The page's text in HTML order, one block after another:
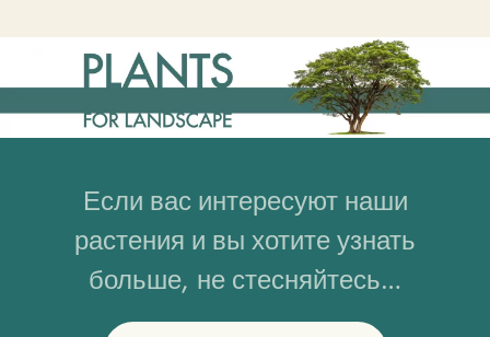
Если вас интересуют наши
растения и вы хотите узнать
больше, не стесняйтесь…